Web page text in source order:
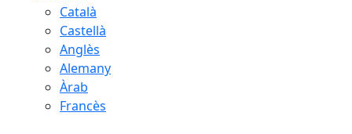
Català
Castellà
Anglès
Alemany
Àrab
Francès